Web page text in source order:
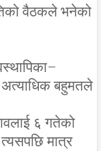
वैठकले भनेको
अत्याधिक बहुमतले
६ गतेको
मात्र